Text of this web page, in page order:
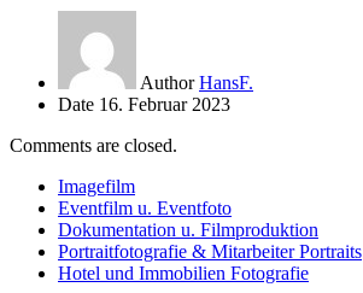
Author HansF.
Date 16. Februar 2023
Comments are closed.
Imagefilm
Eventfilm u. Eventfoto
Dokumentation u. Filmproduktion
Portraitfotografie & Mitarbeiter Portraits
Hotel und Immobilien Fotografie